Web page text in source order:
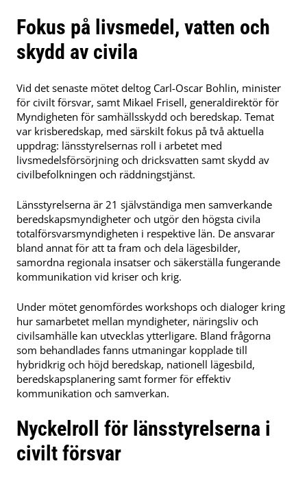
Fokus på livsmedel, vatten och
skydd av civila
Vid det senaste mötet deltog Carl-Oscar Bohlin, minister
för civilt försvar, samt Mikael Frisell, generaldirektör för
Myndigheten för samhällsskydd och beredskap. Temat
var krisberedskap, med särskilt fokus på två aktuella
uppdrag: länsstyrelsernas roll i arbetet med
livsmedelsförsörjning och dricksvatten samt skydd av
civilbefolkningen och räddningstjänst.
Länsstyrelserna är 21 självständiga men samverkande
beredskapsmyndigheter och utgör den högsta civila
totalförsvarsmyndigheten i respektive län. De ansvarar
bland annat för att ta fram och dela lägesbilder,
samordna regionala insatser och säkerställa fungerande
kommunikation vid kriser och krig.
Under mötet genomfördes workshops och dialoger kring
hur samarbetet mellan myndigheter, näringsliv och
civilsamhälle kan utvecklas ytterligare. Bland frågorna
som behandlades fanns utmaningar kopplade till
hybridkrig och höjd beredskap, nationell lägesbild,
beredskapsplanering samt former för effektiv
kommunikation och samverkan.
Nyckelroll för länsstyrelserna i
civilt försvar